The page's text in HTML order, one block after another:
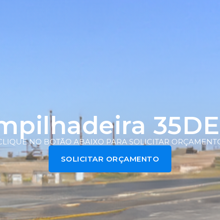
NO BOTÃO ABAIXO PARA SOLICITAR
SOLICITAR ORÇAMENTO